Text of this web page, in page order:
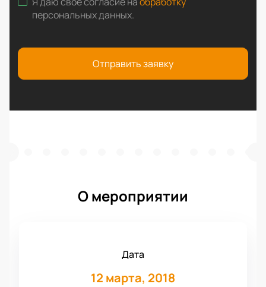
персональных данных.
Отправить заявку
О мероприятии
Дата
12 марта, 2018